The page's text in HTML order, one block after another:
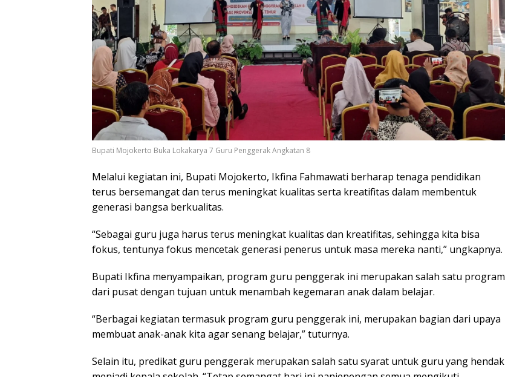
Bupati Mojokerto Buka Lokakarya 7 Guru Penggerak Angkatan 8
Melalui kegiatan ini, Bupati Mojokerto, Ikfina Fahmawati berharap tenaga pendidikan
terus bersemangat dan terus meningkat kualitas serta kreatifitas dalam membentuk
generasi bangsa berkualitas.
“Sebagai guru juga harus terus meningkat kualitas dan kreatifitas, sehingga kita bisa
fokus, tentunya fokus mencetak generasi penerus untuk masa mereka nanti,” ungkapnya.
Bupati Ikfina menyampaikan, program guru penggerak ini merupakan salah satu program
dari pusat dengan tujuan untuk menambah kegemaran anak dalam belajar.
“Berbagai kegiatan termasuk program guru penggerak ini, merupakan bagian dari upaya
membuat anak-anak kita agar senang belajar,” tuturnya.
Selain itu, predikat guru penggerak merupakan salah satu syarat untuk guru yang hendak